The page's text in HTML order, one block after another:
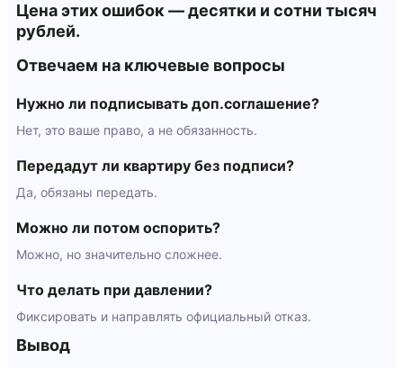
Цена этих ошибок — десятки и сотни тысяч
рублей.
Отвечаем на ключевые вопросы
Нужно ли подписывать доп.соглашение?
Нет, это ваше право, а не обязанность.
Передадут ли квартиру без подписи?
Да, обязаны передать.
Можно ли потом оспорить?
Можно, но значительно сложнее.
Что делать при давлении?
Фиксировать и направлять официальный отказ.
Вывод